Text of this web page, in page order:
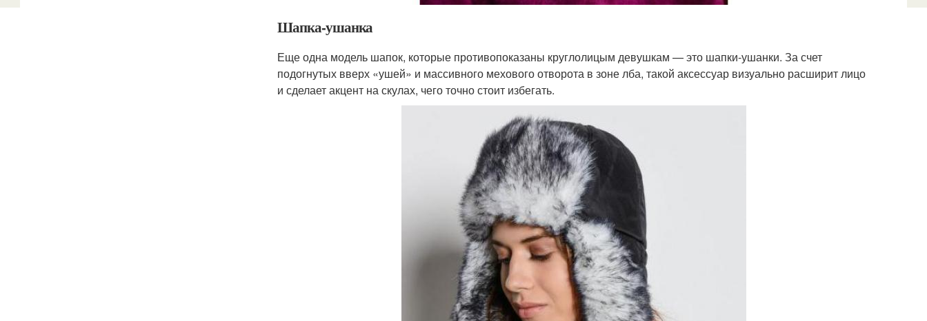
Шапка-ушанка
Еще одна модель шапок, которые противопоказаны круглолицым девушкам — это шапки-ушанки. За счет
подогнутых вверх «ушей» и массивного мехового отворота в зоне лба, такой аксессуар визуально расширит лицо
и сделает акцент на скулах, чего точно стоит избегать.